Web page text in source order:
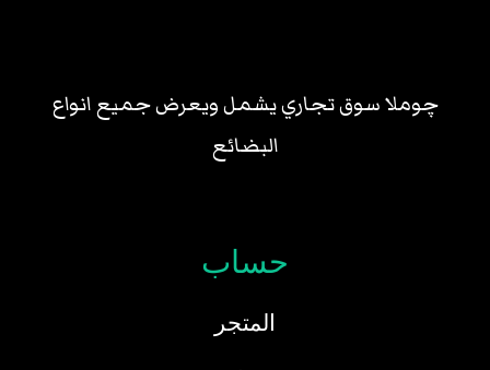
چوملا سوق تجاري يشمل ويعرض جميع انواع
البضائع
حساب
المتجر